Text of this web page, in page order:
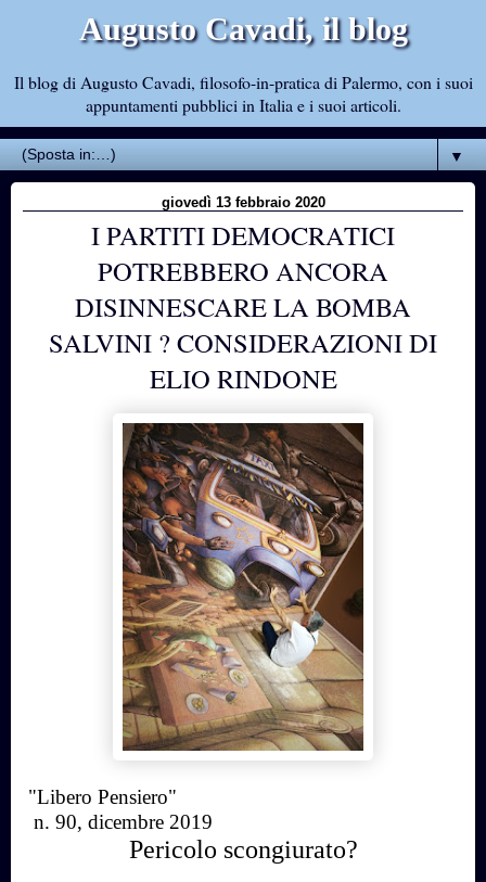
Augusto Cavadi, il blog
Il blog di Augusto Cavadi, filosofo-in-pratica di Palermo, con i suoi
appuntamenti pubblici in Italia e i suoi articoli.
▼
giovedì 13 febbraio 2020
I PARTITI DEMOCRATICI
POTREBBERO ANCORA
DISINNESCARE LA BOMBA
SALVINI ? CONSIDERAZIONI DI
ELIO RINDONE
"Libero Pensiero"
n. 90, dicembre 2019
Pericolo scongiurato?